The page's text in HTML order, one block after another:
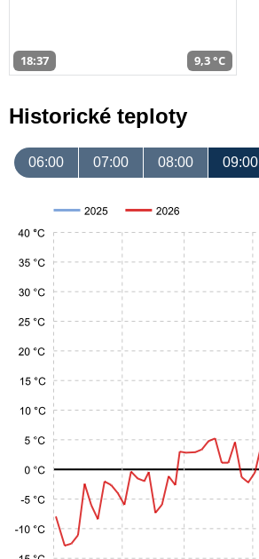
18:37 9,3 °C
Historické teploty
06:00 07:00 08:00 09:00